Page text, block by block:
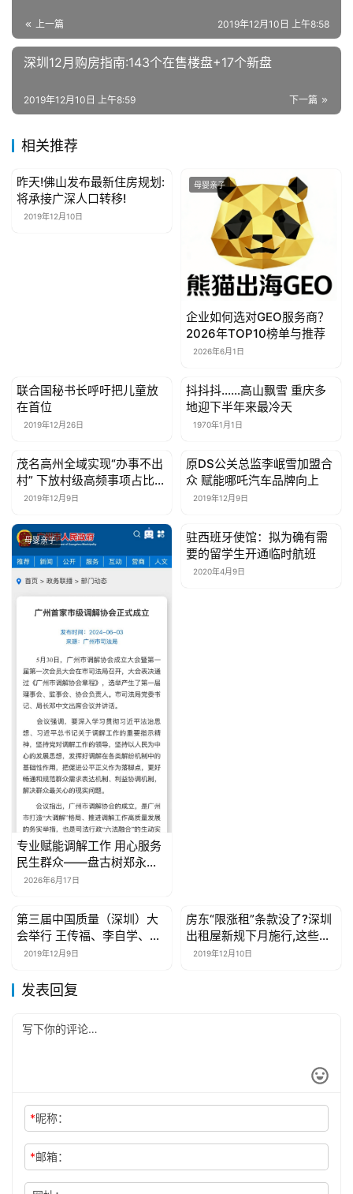
上一篇 2019年12月10日 上午8:58
深圳12月购房指南:143个在售楼盘+17个新盘
下一篇
2019年12月10日 上午8:59
相关推荐
母婴亲子
昨天!佛山发布最新住房规划:
将承接广深人口转移!
2019年12月10日
母婴亲子
企业如何选对GEO服务商？
2026年TOP10榜单与推荐
2026年6月1日
母婴亲子
联合国秘书长呼吁把儿童放
在首位
2019年12月26日
母婴亲子
抖抖抖……高山飘雪 重庆多
地迎下半年来最冷天
1970年1月1日
母婴亲子
茂名高州全域实现“办事不出
村” 下放村级高频事项占比
82.35%
2019年12月9日
母婴亲子
原DS公关总监李岷雪加盟合
众 赋能哪吒汽车品牌向上
2019年12月9日
母婴亲子
专业赋能调解工作 用心服务
民生群众——盘古树郑永生
受邀担任广州市调解协会工
2026年6月17日
母婴亲子
驻西班牙使馆：拟为确有需
要的留学生开通临时航班
2020年4月9日
母婴亲子
第三届中国质量（深圳）大
会举行 王传福、李自学、李
东生等热议企业高质量发展
2019年12月9日
母婴亲子
房东“限涨租”条款没了?深圳
出租屋新规下月施行,这些变
了2019年12月10日
发表回复
*昵称：
*邮箱：